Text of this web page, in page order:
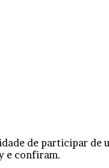
de participar
e confiram.